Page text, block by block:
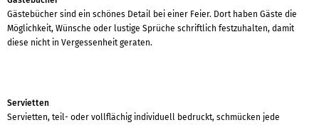
Gästebücher sind ein schönes Detail bei einer Feier. Dort haben Gäste die
Möglichkeit, Wünsche oder lustige Sprüche schriftlich festzuhalten, damit
diese nicht in Vergessenheit geraten.
Servietten
Servietten, teil- oder vollflächig individuell bedruckt, schmücken jede